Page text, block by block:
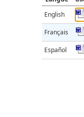
English
Français
Español